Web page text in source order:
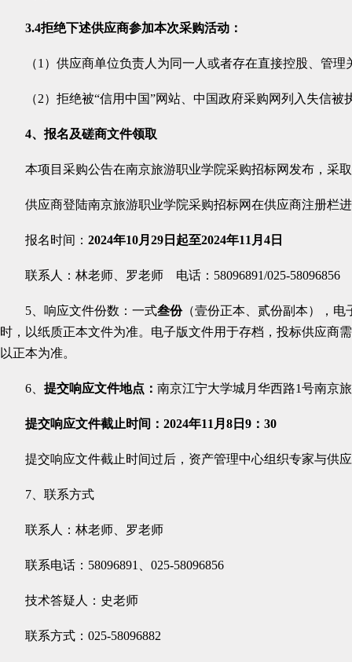
3.4拒绝下述供应商参加本次采购活动：
（1）供应商单位负责人为同一人或者存在直接控股、管
（2）拒绝被“信用中国”网站、中国政府采购网列入失信
4、报名及磋商文件领取
本项目采购公告在南京旅游职业学院采购招标网发布，采
供应商登陆南京旅游职业学院采购招标网在供应商注册栏
报名时间： 2024年10月29日起至2024年11月4日
联系人：林老师、罗老师 电话：58096891/025-58096856
5、响应文件份数： 一式叁份（壹份正本、 贰份副本）， 电
时，以纸质正本文件为准。电子版文件用于存档，投标供应商
以正本为准。
6 提交响应文件地点： 南京江宁大学城月华西路1号南京
提交响应文件截止时间：2024年11 月 8 日 9 ： 30
提交响应文件截止时间过后，资产管理中心组织专家与供
7、联系方式
联系人：林老师、罗老师
联系电话：58096891、025-58096856
技术答疑人： 史老师
联系方式： 025-58096882